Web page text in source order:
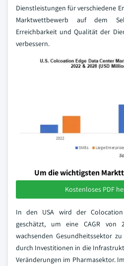
Dienstleistungen für verschiedene
Marktwettbewerb auf dem
Erreichbarkeit und Qualität der
verbessern.
Um die wichtigsten
Kostenloses PDF
In den USA wird der
geschätzt, um eine CAGR von
wachsenden Gesundheitssektor
durch Investitionen in die
Veränderungen im Pharmasektor.